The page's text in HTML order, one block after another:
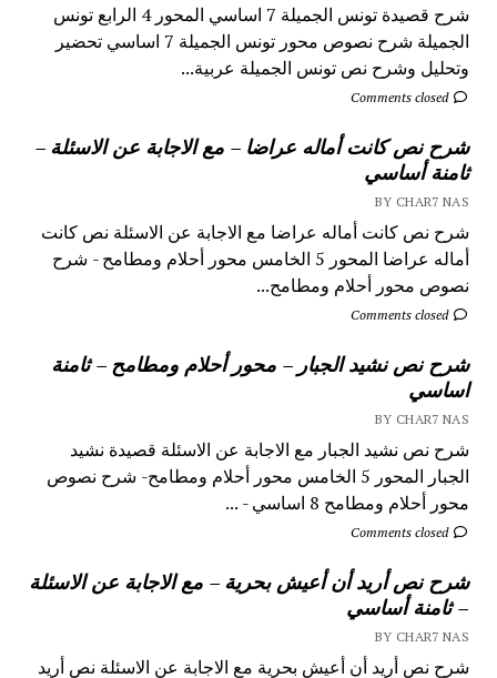
شرح قصيدة تونس الجميلة 7 اساسي المحور 4 الرابع تونس
الجميلة شرح نصوص محور تونس الجميلة 7 اساسي تحضير
وتحليل وشرح نص تونس الجميلة عربية...
Comments closed
شرح نص كانت أماله عراضا – مع الاجابة عن الاسئلة –
ثامنة أساسي
BY CHAR7 NAS
شرح نص كانت أماله عراضا مع الاجابة عن الاسئلة نص كانت
أماله عراضا المحور 5 الخامس محور أحلام ومطامح - شرح
نصوص محور أحلام ومطامح...
Comments closed
شرح نص نشيد الجبار – محور أحلام ومطامح – ثامنة
اساسي
BY CHAR7 NAS
شرح نص نشيد الجبار مع الاجابة عن الاسئلة قصيدة نشيد
الجبار المحور 5 الخامس محور أحلام ومطامح- شرح نصوص
محور أحلام ومطامح 8 اساسي - ...
Comments closed
شرح نص أريد أن أعيش بحرية – مع الاجابة عن الاسئلة
– ثامنة أساسي
BY CHAR7 NAS
شرح نص أريد أن أعيش بحرية مع الاجابة عن الاسئلة نص أريد